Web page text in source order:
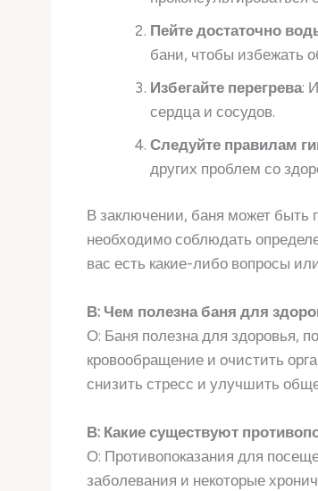
Пейте достаточно
бани, чтобы избежать
Избегайте перегрева:
сердца и сосудов.
Следуйте правилам
других проблем со
В заключении, баня может быть
необходимо соблюдать
вас есть какие-либо вопросы
В: Чем полезна баня для
О: Баня полезна для здоровья,
кровообращение и очистить
снизить стресс и улучшить
В: Какие существуют
О: Противопоказания для
заболевания и некоторые